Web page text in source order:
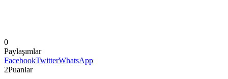
0
Paylaşımlar
FacebookTwitterWhatsApp
2Puanlar